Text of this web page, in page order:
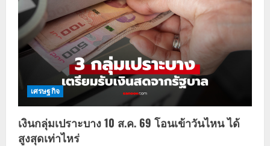
เศรษฐกิจ
เงินกลุ่มเปราะบาง 10 ส.ค. 69 โอนเข้าวันไหน ได้
สูงสุดเท่าไหร่